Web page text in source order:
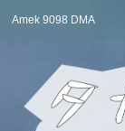
Amek 9098 DMA